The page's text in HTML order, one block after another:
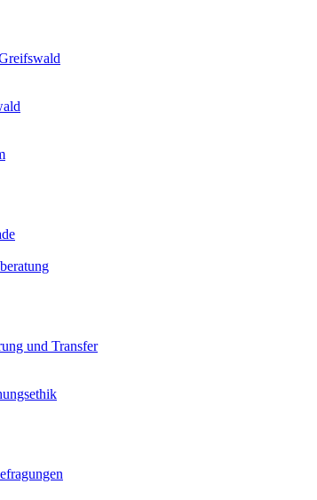
und Transfer